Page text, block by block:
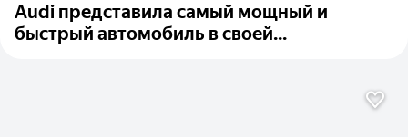
Audi представила самый мощный и
быстрый автомобиль в своей...